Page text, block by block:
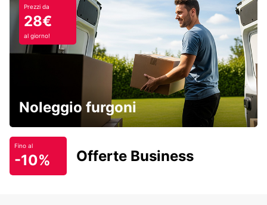
Prezzi da
28€
al giorno!
Noleggio furgoni
Fino al
-10% Offerte Business